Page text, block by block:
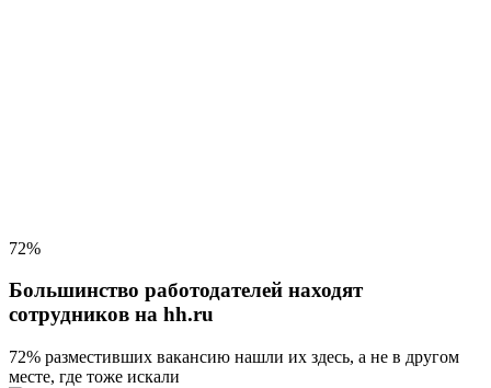
72%
Большинство работодателей находят
сотрудников на hh.ru
72% разместивших вакансию нашли их здесь, а не в другом
месте, где тоже искали